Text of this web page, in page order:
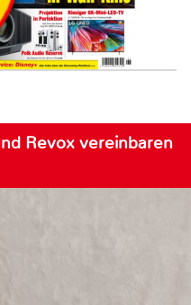
Revox vereinbaren